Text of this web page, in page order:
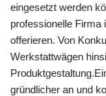
eingesetzt werden
professionelle Firma
offerieren. Von
Werkstattwägen
gründlicher an und